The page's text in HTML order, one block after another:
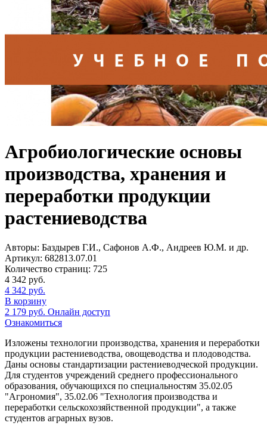
Агробиологические основы
производства, хранения и
переработки продукции
растениеводства
Авторы: Баздырев Г.И., Сафонов А.Ф., Андреев Ю.М. и др.
Артикул: 682813.07.01
Количество страниц: 725
4 342 руб.
4 342 руб.
В корзину
2 179 руб. Онлайн доступ
Ознакомиться
Изложены технологии производства, хранения и переработки
продукции растениеводства, овощеводства и плодоводства.
Даны основы стандартизации растениеводческой продукции.
Для студентов учреждений среднего профессионального
образования, обучающихся по специальностям 35.02.05
"Агрономия", 35.02.06 "Технология производства и
переработки сельскохозяйственной продукции", а также
студентов аграрных вузов.